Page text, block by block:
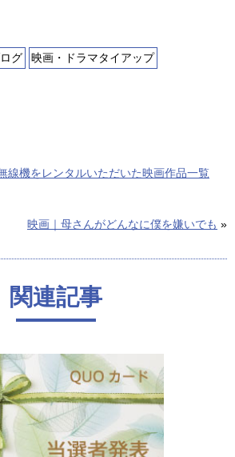
グ 映画・ドラマタイアップ
線機をレンタルいただいた映画作品一覧
映画｜母さんがどんなに僕を嫌いでも »
関連記事